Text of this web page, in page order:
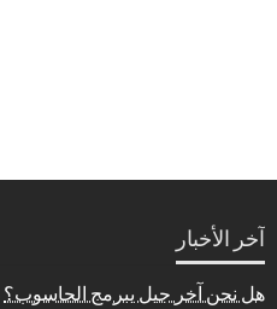
آخر الأخبار
هل نحن آخر جيل يبرمج الحاسوب؟